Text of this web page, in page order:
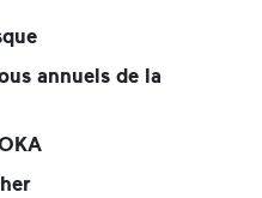
annuels de la